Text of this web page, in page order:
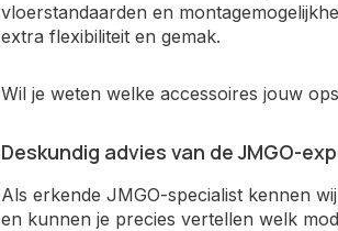
vloerstandaarden en
extra flexibiliteit en gemak.
Wil je weten welke accessoires jouw
Deskundig advies van de JMGO-
Als erkende JMGO-specialist kennen
en kunnen je precies vertellen welk